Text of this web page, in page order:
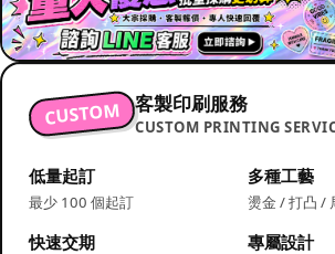
CUSTOM 客製印刷服務
CUSTOM PRINTING
低量起訂
最少 100 個起訂
多種工藝
燙金 / 打凸 /
快速交期 專屬設計